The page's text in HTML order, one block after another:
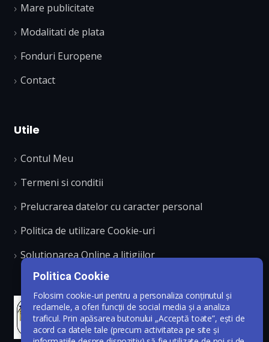
Mare publicitate
Modalitati de plata
Fonduri Europene
Contact
Utile
Contul Meu
Termeni si conditii
Prelucrarea datelor cu caracter personal
Politica de utilizare Cookie-uri
Solutionarea Online a litigiilor
Politica Cookie
Folosim cookie-uri pentru a personaliza conținutul și
reclamele, a oferi funcții de social media și a analiza
traficul. Prin apăsarea butonului „Acceptă toate”, ești de
acord ca datele tale (precum activitatea pe site și